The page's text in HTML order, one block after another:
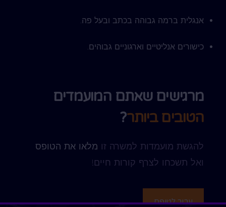
אנגלית ברמה גבוהה בכתב ובעל פה.
כישורים אנליטיים וארגוניים גבוהים.
מרגישים שאתם המועמדים
הטובים ביותר?
להגשת מועמדות למשרה זו מלאו את הטופס
ואל תשכחו לצרף קורות חיים!
עבור לטופס